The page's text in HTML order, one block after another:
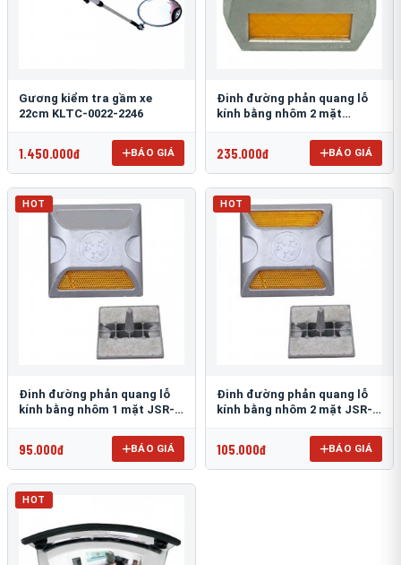
Gương kiểm tra gầm xe
22cm KLTC-0022-2246
1.450.000đ BÁO GIÁ
Đinh đường phản quang lỗ
kính bằng nhôm 2 mặt
235.000đ BÁO GIÁ
HOT
Đinh đường phản quang lỗ
kính bằng nhôm 1 mặt JSR-
95.000đ BÁO GIÁ
HOT
Đinh đường phản quang lỗ
kính bằng nhôm 2 mặt JSR-
105.000đ BÁO GIÁ
HOT